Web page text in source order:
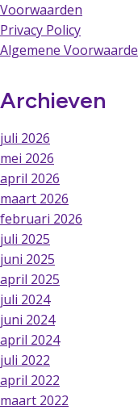
Voorwaarden
Privacy Policy
Algemene
Archieven
juli 2026
mei 2026
april 2026
maart 2026
februari 2026
juli 2025
juni 2025
april 2025
juli 2024
juni 2024
april 2024
juli 2022
april 2022
maart 2022